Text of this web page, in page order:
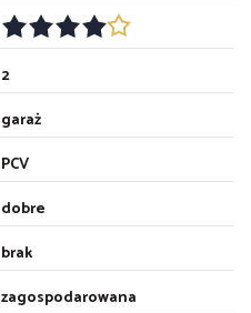
2
garaż
PCV
dobre
brak
zagospodarowana